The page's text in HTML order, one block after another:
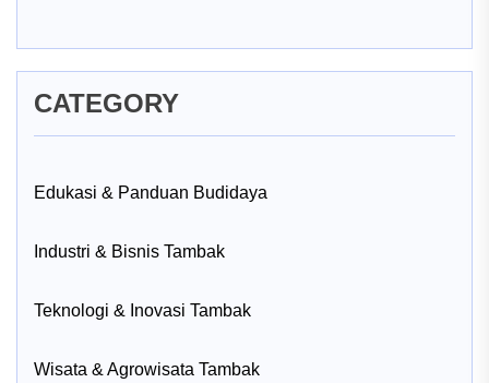
CATEGORY
Edukasi & Panduan Budidaya
Industri & Bisnis Tambak
Teknologi & Inovasi Tambak
Wisata & Agrowisata Tambak